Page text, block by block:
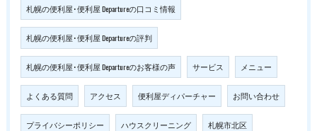
札幌の便利屋･便利屋 Departureの口コミ情報
札幌の便利屋･便利屋 Departureの評判
札幌の便利屋･便利屋 Departureのお客様の声 サービス メニュー
よくある質問 アクセス 便利屋ディパーチャー お問い合わせ
プライバシーポリシー ハウスクリーニング 札幌市北区